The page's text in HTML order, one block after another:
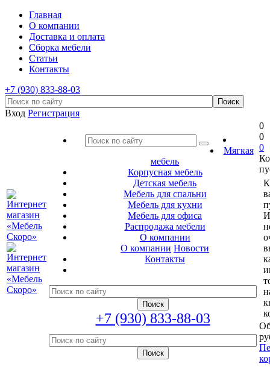
Главная
О компании
Доставка и оплата
Сборка мебели
Статьи
Контакты
+7 (930) 833-88-03
Вход Регистрация
Мягкая
мебель
Корпусная мебель
Детская мебель
Мебель для спальни
Мебель для кухни
Мебель для офиса
Распродажа мебели
О компании
О компании Новости
Контакты
+7 (930) 833-88-03
0
0
0